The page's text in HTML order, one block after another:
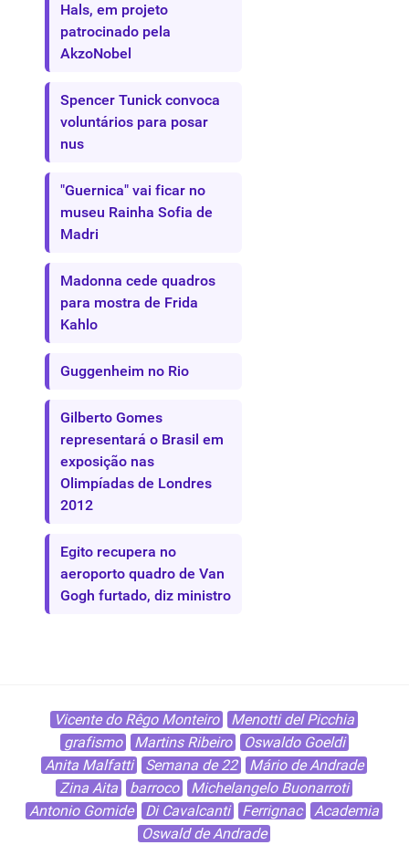
Hals, em projeto
patrocinado pela
AkzoNobel
Spencer Tunick convoca
voluntários para posar
nus
"Guernica" vai ficar no
museu Rainha Sofia de
Madri
Madonna cede quadros
para mostra de Frida
Kahlo
Guggenheim no Rio
Gilberto Gomes
representará o Brasil em
exposição nas
Olimpíadas de Londres
2012
Egito recupera no
aeroporto quadro de Van
Gogh furtado, diz ministro
Vicente do Rêgo Monteiro
Menotti del Picchia
grafismo
Martins Ribeiro
Oswaldo Goeldi
Anita Malfatti
Semana de 22
Mário de Andrade
Zina Aita
barroco
Michelangelo Buonarroti
Antonio Gomide
Di Cavalcanti Ferrignac
Academia
Oswald de Andrade